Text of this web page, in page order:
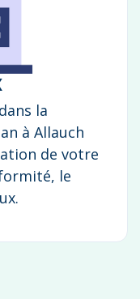
la
à Allauch
de votre
le